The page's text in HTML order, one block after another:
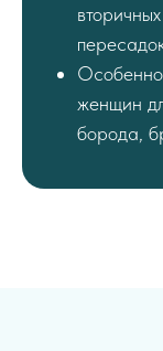
женщин
борода,